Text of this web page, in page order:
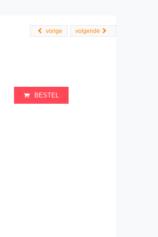
volgende
vorige
BESTEL